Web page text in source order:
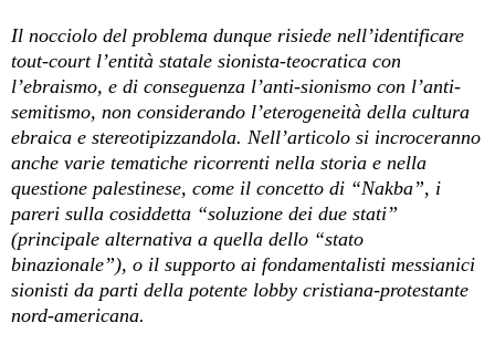
Il nocciolo del problema dunque risiede nell’identificare
tout-court l’entità statale sionista-teocratica con
l’ebraismo, e di conseguenza l’anti-sionismo con l’anti-
semitismo, non considerando l’eterogeneità della cultura
ebraica e stereotipizzandola. Nell’articolo si incroceranno
anche varie tematiche ricorrenti nella storia e nella
questione palestinese, come il concetto di “Nakba”, i
pareri sulla cosiddetta “soluzione dei due stati”
(principale alternativa a quella dello “stato
binazionale”), o il supporto ai fondamentalisti messianici
sionisti da parti della potente lobby cristiana-protestante
nord-americana.